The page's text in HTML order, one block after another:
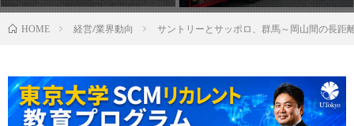
HOME 経営/業界動向 サントリーとサッポロ、群馬～岡山間の長距